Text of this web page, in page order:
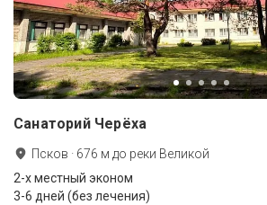
Санаторий Черёха
Псков · 676 м до реки Великой
2-x местный эконом
3-6 дней (без лечения)